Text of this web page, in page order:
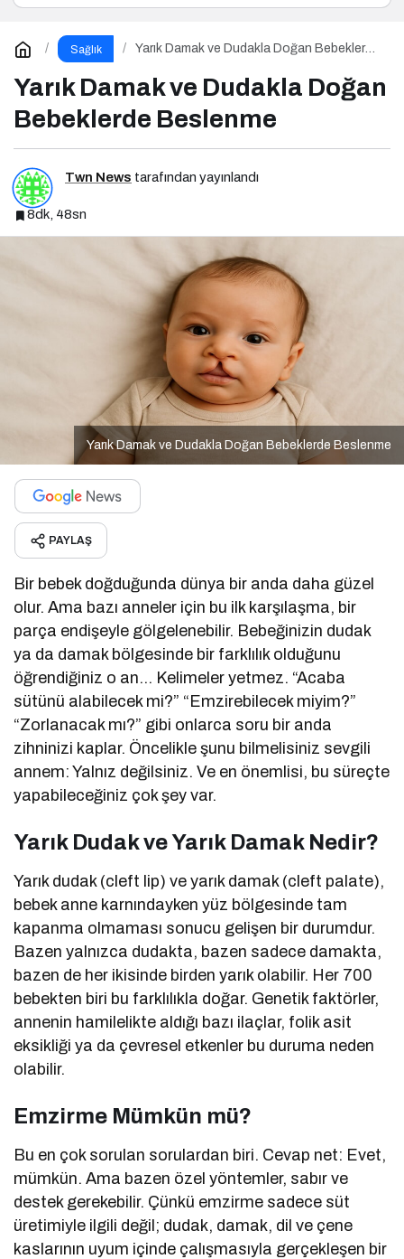
Sağlık
Yarık Damak ve Dudakla Doğan Bebeklerde
Yarık Damak ve Dudakla Doğan
Bebeklerde Beslenme
Twn News tarafından yayınlandı
8dk, 48sn
Yarık Damak ve Dudakla Doğan Bebeklerde Beslenme
PAYLAŞ
Bir bebek doğduğunda dünya bir anda daha güzel
olur. Ama bazı anneler için bu ilk karşılaşma, bir
parça endişeyle gölgelenebilir. Bebeğinizin dudak
ya da damak bölgesinde bir farklılık olduğunu
öğrendiğiniz o an… Kelimeler yetmez. “Acaba
sütünü alabilecek mi?” “Emzirebilecek miyim?”
“Zorlanacak mı?” gibi onlarca soru bir anda
zihninizi kaplar. Öncelikle şunu bilmelisiniz sevgili
annem: Yalnız değilsiniz. Ve en önemlisi, bu süreçte
yapabileceğiniz çok şey var.
Yarık Dudak ve Yarık Damak Nedir?
Yarık dudak (cleft lip) ve yarık damak (cleft palate),
bebek anne karnındayken yüz bölgesinde tam
kapanma olmaması sonucu gelişen bir durumdur.
Bazen yalnızca dudakta, bazen sadece damakta,
bazen de her ikisinde birden yarık olabilir. Her 700
bebekten biri bu farklılıkla doğar. Genetik faktörler,
annenin hamilelikte aldığı bazı ilaçlar, folik asit
eksikliği ya da çevresel etkenler bu duruma neden
olabilir.
Emzirme Mümkün mü?
Bu en çok sorulan sorulardan biri. Cevap net: Evet,
mümkün. Ama bazen özel yöntemler, sabır ve
destek gerekebilir. Çünkü emzirme sadece süt
üretimiyle ilgili değil; dudak, damak, dil ve çene
kaslarının uyum içinde çalışmasıyla gerçekleşen bir